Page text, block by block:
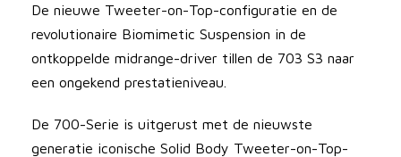
De nieuwe Tweeter-on-Top-configuratie en de
revolutionaire Biomimetic Suspension in de
ontkoppelde midrange-driver tillen de 703 S3 naar
een ongekend prestatieniveau.
De 700-Serie is uitgerust met de nieuwste
generatie iconische Solid Body Tweeter-on-Top-